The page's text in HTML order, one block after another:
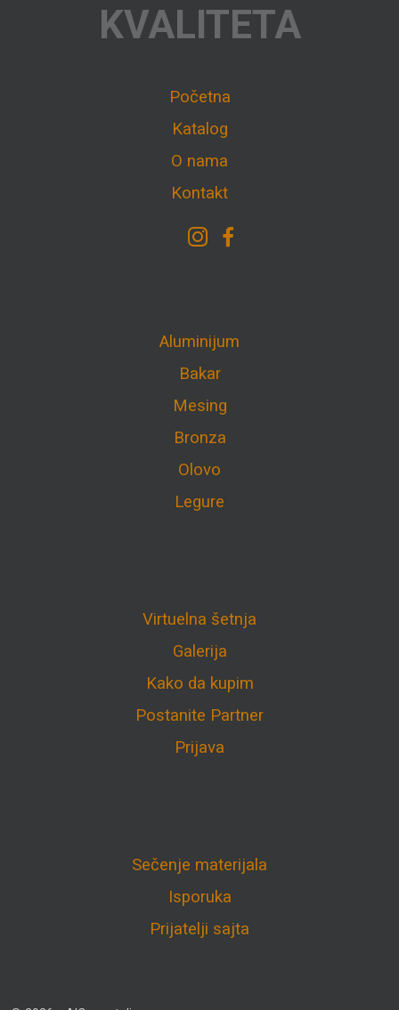
KVALITETA
Početna
Katalog
O nama
Kontakt
Aluminijum
Bakar
Mesing
Bronza
Olovo
Legure
Virtuelna šetnja
Galerija
Kako da kupim
Postanite Partner
Prijava
Sečenje materijala
Isporuka
Prijatelji sajta